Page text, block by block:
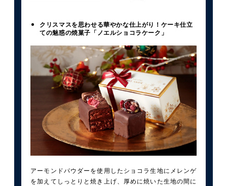
クリスマスを思わせる華やかな仕上がり！ケーキ仕立
ての魅惑の焼菓子「ノエルショコラケーク」
アーモンドパウダーを使用したショコラ生地にメレンゲ
を加えてしっとりと焼き上げ、厚めに焼いた生地の間に